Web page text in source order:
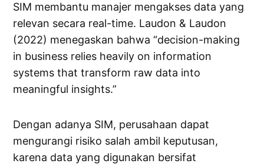
SIM membantu manajer mengakses data yang
relevan secara real-time. Laudon & Laudon
(2022) menegaskan bahwa “decision-making
in business relies heavily on information
systems that transform raw data into
meaningful insights.”
Dengan adanya SIM, perusahaan dapat
mengurangi risiko salah ambil keputusan,
karena data yang digunakan bersifat